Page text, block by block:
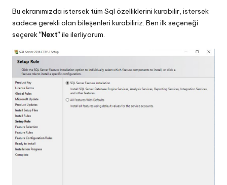
Bu ekranımızda istersek tüm Sql özelliklerini kurabilir, istersek
sadece gerekli olan bileşenleri kurabiliriz. Ben ilk seçeneği
seçerek“Next”ile ilerliyorum.